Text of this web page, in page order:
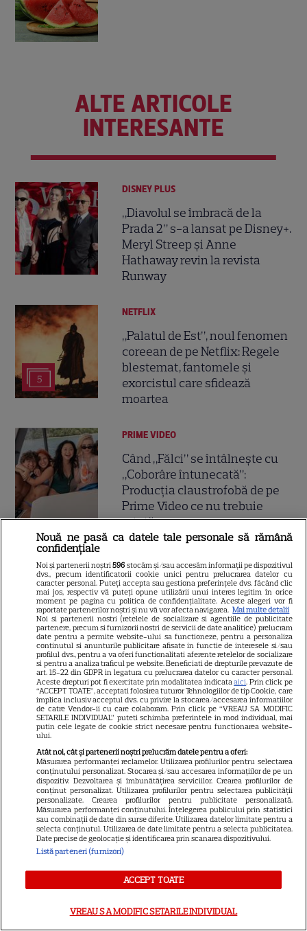
ALTE ARTICOLE
INTERESANTE
DISNEY PLUS
„Diavolul se îmbracă de la
Prada 2” s-a lansat pe Disney+.
Meryl Streep și Anne
Hathaway revin la revista
Runway
5
NETFLIX
„Palatul de Est”, noul fenomen
coreean de pe Netflix: Regele
blestemat, fantomele și
exorcistul care sfidează
moartea
PRIME VIDEO
Când „Fălci” se întâlnește cu
„Coborâre întunecată”:
Producția claustrofobă de pe
Prime Video ce nu trebuie
ratată
18
Ce vedem pe streaming între
27 iulie și 2 august 2026:
Diavolul se îmbracă de la Prada
2 pe Disney+ și mari noutăți
Netflix
NETFLIX
Josh Hartnett revine pe Netflix
în thrillerul „Below”! Noutăți
și noul serial Dan Brown
DISNEY PLUS
Care-i buna și care-i reaua?
Emmy Rossum revine
spectaculos pe Disney+ în
seducție”
ȘTIRI
Nouă ne pasă ca datele tale personale să rămână
confidențiale
Noi și partenerii noștri596 stocăm și/sau accesăm informații pe dispozitivul
dvs., precum identificatorii cookie unici pentru prelucrarea datelor cu
caracter personal. Puteți accepta sau gestiona preferințele dvs. făcând clic
mai jos, respectiv vă puteți opune utilizării unui interes legitim în orice
moment pe pagina cu politica de confidențialitate. Aceste alegeri vor fi
raportate partenerilor noștri și nu vă vor afecta navigarea. Mai multe detalii
Noi si partenerii nostri (retelele de socializare si agentiile de publicitate
partenere, precum si furnizorii nostri de servicii de date analitice) prelucram
date pentru a permite website-ului sa functioneze, pentru a personaliza
continutul si anunturile publicitare afisate in functie de interesele si/sau
profilul dvs., pentru a va oferi functionalitati aferente retelelor de socializare
si pentru a analiza traficul pe website. Beneficiati de drepturile prevazute de
art. 15-22 din GDPR in legatura cu prelucrarea datelor cu caracter personal.
Aceste drepturi pot fi exercitate prin modalitatea indicataaici. Prin click pe
“ACCEPT TOATE”, acceptati folosirea tuturor Tehnologiilor de tip Cookie, care
implica inclusiv acceptul dvs. cu privire la stocarea/accesarea informatiilor
de catre Vendor-ii cu care colaboram. Prin click pe “VREAU SA MODIFIC
SETARILE INDIVIDUAL” puteti schimba preferintele in mod individual, mai
putin cele legate de cookie strict necesare pentru functionarea website-
ului.
Atât noi, cât și partenerii noștri prelucrăm datele pentru a oferi:
Măsurarea performanței reclamelor. Utilizarea profilurilor pentru selectarea
conținutului personalizat. Stocarea și/sau accesarea informațiilor de pe un
dispozitiv. Dezvoltarea și îmbunătățirea serviciilor. Crearea profilurilor de
conținut personalizat. Utilizarea profilurilor pentru selectarea publicității
personalizate. Crearea profilurilor pentru publicitate personalizată.
Măsurarea performanței conținutului. Înțelegerea publicului prin statistici
sau combinații de date din surse diferite. Utilizarea datelor limitate pentru a
selecta conținutul. Utilizarea de date limitate pentru a selecta publicitatea.
Date precise de geolocație și identificarea prin scanarea dispozitivului.
Listă parteneri (furnizori)
ACCEPT TOATE
VREAU SA MODIFIC SETARILE INDIVIDUAL